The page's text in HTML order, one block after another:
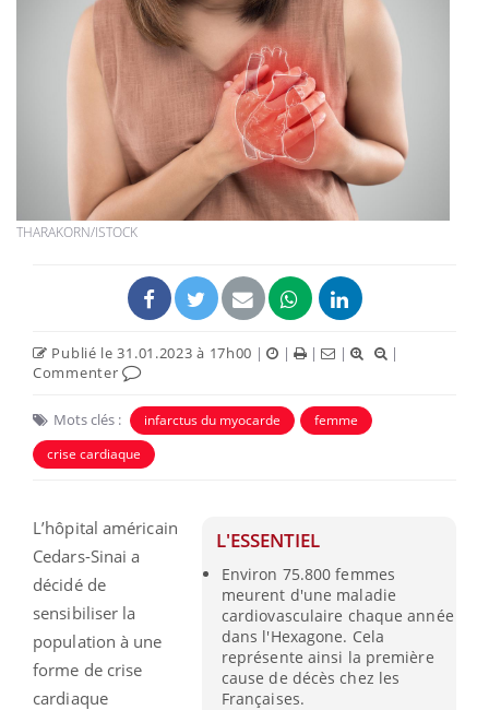
THARAKORN/ISTOCK
Publié le 31.01.2023 à 17h00 | | | |
|
Commenter
Mots clés : infarctus du myocarde
femme
crise cardiaque
L'ESSENTIEL
Environ 75.800 femmes
meurent d'une maladie
cardiovasculaire chaque année
dans l'Hexagone. Cela
représente ainsi la première
cause de décès chez les
Françaises.
L’hôpital américain
Cedars-Sinai a
décidé de
sensibiliser la
population à une
forme de crise
cardiaque